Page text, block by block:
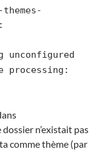
unconfigured
processing:
n’existait pas
comme thème (par